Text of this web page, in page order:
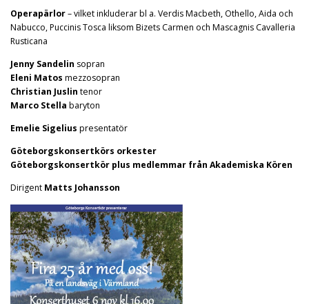
Operapärlor– vilket inkluderar bl a. Verdis Macbeth, Othello, Aida och
Nabucco, Puccinis Tosca liksom Bizets Carmen och Mascagnis Cavalleria
Rusticana
Jenny Sandelin sopran
Eleni Matos mezzosopran
Christian Juslin tenor
Marco Stella baryton
Emelie Sigelius presentatör
Göteborgskonsertkörs orkester
Göteborgskonsertkör plus medlemmar från Akademiska Kören
Dirigent Matts Johansson